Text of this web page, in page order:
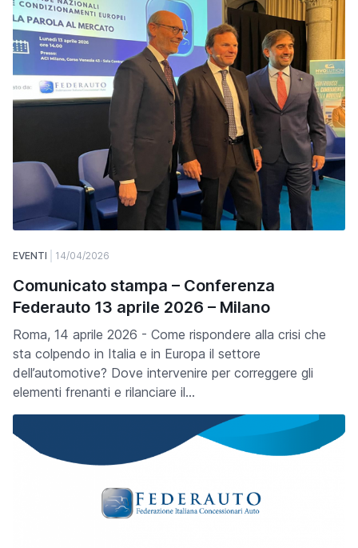
EVENTI 14/04/2026
Comunicato stampa – Conferenza
Federauto 13 aprile 2026 – Milano
Roma, 14 aprile 2026 - Come rispondere alla crisi che
sta colpendo in Italia e in Europa il settore
dell’automotive? Dove intervenire per correggere gli
elementi frenanti e rilanciare il…